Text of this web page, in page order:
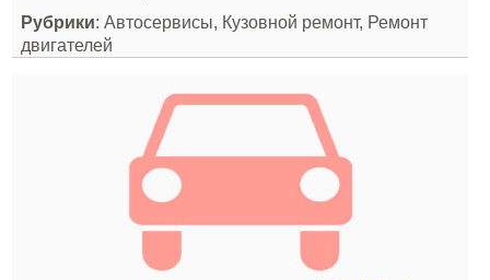
Рубрики: Автосервисы, Кузовной ремонт, Ремонт
двигателей